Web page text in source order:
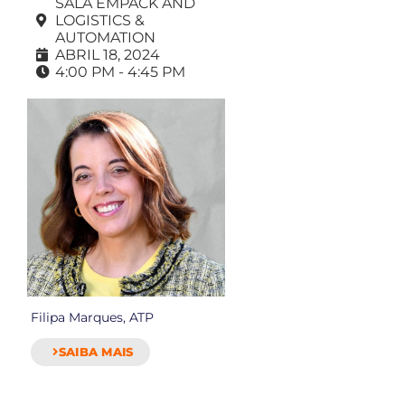
LOGISTICS &
AUTOMATION
ABRIL 18, 2024
4:00 PM - 4:45 PM
Filipa Marques, ATP
SAIBA MAIS